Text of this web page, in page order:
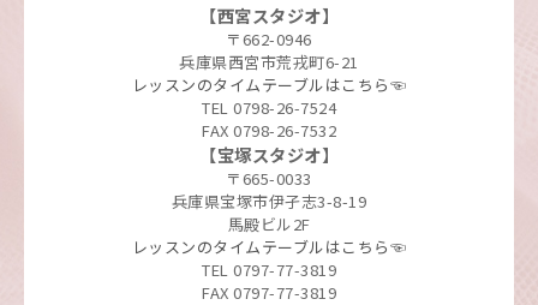
【西宮スタジオ】
〒662-0946
兵庫県西宮市荒戎町6-21
レッスンのタイムテーブルはこちら☜
TEL 0798-26-7524
FAX 0798-26-7532
【宝塚スタジオ】
〒665-0033
兵庫県宝塚市伊孑志3-8-19
馬殿ビル2F
レッスンのタイムテーブルはこちら☜
TEL 0797-77-3819
FAX 0797-77-3819